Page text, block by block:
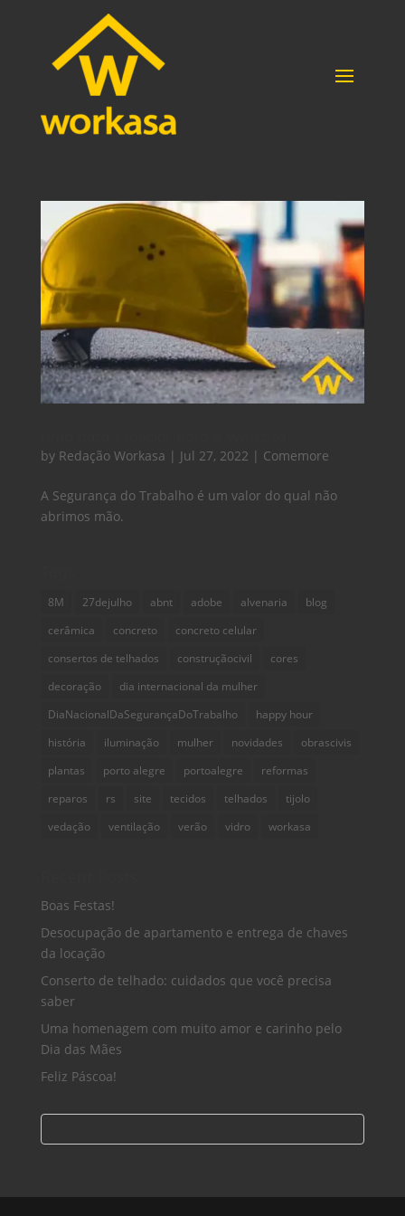
by Redação Workasa | Jul 27, 2022 | Comemore
A Segurança do Trabalho é um valor do qual não
abrimos mão.
8M 27dejulho abnt adobe alvenaria
blog
cerâmica
concreto
concreto celular
consertos de telhados
construçãocivil
cores
decoração
dia internacional da mulher
DiaNacionalDaSegurançaDoTrabalho
happy hour
história
iluminação mulher novidades
obrascivis
plantas
porto alegre portoalegre
reformas
reparos
rs site tecidos telhados
tijolo
vedação
ventilação verão vidro workasa
Boas Festas!
Desocupação de apartamento e entrega de chaves
da locação
Conserto de telhado: cuidados que você precisa
saber
Uma homenagem com muito amor e carinho pelo
Dia das Mães
Feliz Páscoa!